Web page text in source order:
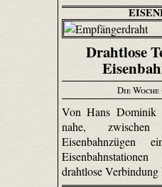
Drahtlose
Die Woche
Von Hans Dominik
nahe,
Eisenbahnzügen
drahtlose Verbindung